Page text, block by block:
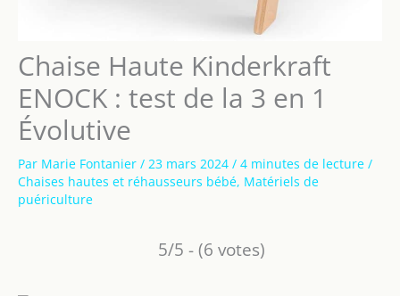
Chaise Haute Kinderkraft
ENOCK : test de la 3 en 1
Évolutive
Par Marie Fontanier / 23 mars 2024 / 4 minutes de lecture /
Chaises hautes et réhausseurs bébé, Matériels de
puériculture
5/5 - (6 votes)